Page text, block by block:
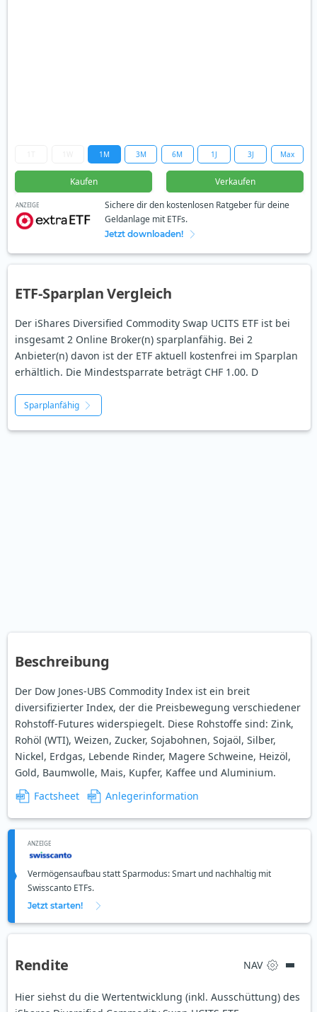
1M 3M 6M 1J 3J Max
Kaufen Verkaufen
ANZEIGE
Sichere dir den kostenlosen Ratgeber für deine
Geldanlage mit ETFs.
Jetzt downloaden!
ETF-Sparplan Vergleich
Der iShares Diversified Commodity Swap UCITS ETF ist bei
insgesamt 2 Online Broker(n) sparplanfähig. Bei 2
Anbieter(n) davon ist der ETF aktuell kostenfrei im Sparplan
erhältlich. Die Mindestsparrate beträgt CHF 1.00. D
Sparplanfähig
Beschreibung
Der Dow Jones-UBS Commodity Index ist ein breit
diversifizierter Index, der die Preisbewegung verschiedener
Rohstoff-Futures widerspiegelt. Diese Rohstoffe sind: Zink,
Rohöl (WTI), Weizen, Zucker, Sojabohnen, Sojaöl, Silber,
Nickel, Erdgas, Lebende Rinder, Magere Schweine, Heizöl,
Gold, Baumwolle, Mais, Kupfer, Kaffee und Aluminium.
Factsheet
Anlegerinformation
ANZEIGE
Vermögensaufbau statt Sparmodus: Smart und nachhaltig mit
Swisscanto ETFs.
Jetzt starten!
Rendite NAV
Hier siehst du die Wertentwicklung (inkl. Ausschüttung) des